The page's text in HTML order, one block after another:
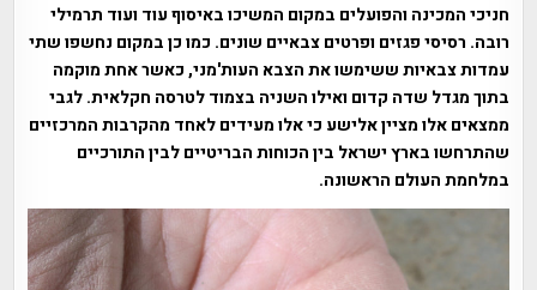
חניכי המכינה והפועלים במקום המשיכו באיסוף עוד ועוד תרמילי
רובה. רסיסי פגזים ופרטים צבאיים שונים. כמו כן במקום נחשפו שתי
עמדות צבאיות ששימשו את הצבא העות'מני, כאשר אחת מוקמה
בתוך מגדל שדה קדום ואילו השניה בצמוד לטרסה חקלאית. לגבי
ממצאים אלו מציין אלישע כי אלו מעידים לאחד מהקרבות המרכזיים
שהתרחשו בארץ ישראל בין הכוחות הבריטיים לבין התורכיים
במלחמת העולם הראשונה.